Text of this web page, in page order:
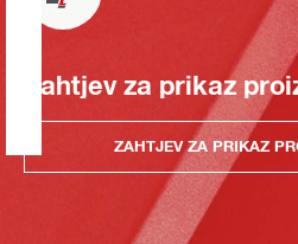
Zahtjev za prikaz
ZAHTJEV ZA PRIKAZ